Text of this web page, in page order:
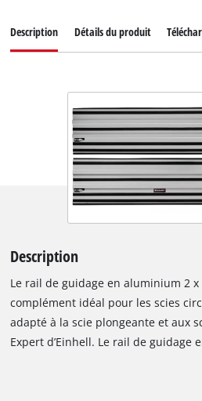
Description Détails du produit
Description
Le rail de guidage en aluminium 2
complément idéal pour les scies
adapté à la scie plongeante et aux
Expert d’Einhell. Le rail de